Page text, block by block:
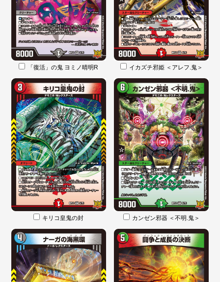
「復活」の鬼 ヨミノ晴明R イカズチ邪姫 ＜アレフ.鬼＞
キリコ皇鬼の封 カンゼン邪器 ＜不明.鬼＞